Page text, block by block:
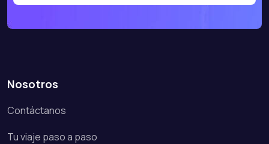
Nosotros
Contáctanos
Tu viaje paso a paso